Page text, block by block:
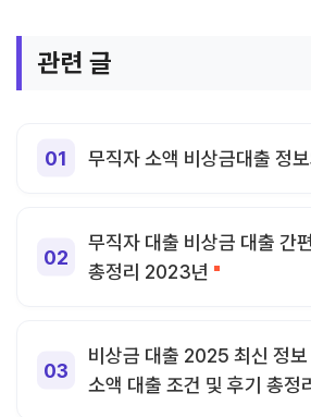
관련 글
무직자 소액 비상금대출 정
무직자 대출 비상금 대출 간
총정리 2023년
비상금 대출 2025 최신 정
소액 대출 조건 및 후기 총정